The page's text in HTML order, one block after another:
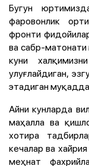
Бугун
фаровонлик
фронти
ва сабр-
куни
улуғлайдиган,
этадиган
Айни кунларда
маҳалла ва
хотира
кечалар ва
меҳнат